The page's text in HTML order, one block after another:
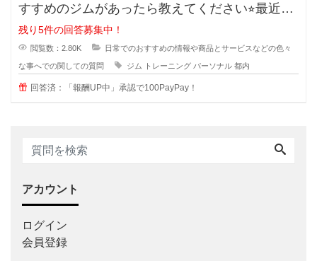
すすめのジムがあったら教えてください⭐︎最近は
ダイエットやボデ
残り5件の回答募集中！
閲覧数：2.80K 日常でのおすすめの情報や商品とサービスなどの色々
な事へでの関しての質問 ジム トレーニング パーソナル 都内
回答済：「報酬UP中」承認で100PayPay！
アカウント
ログイン
会員登録